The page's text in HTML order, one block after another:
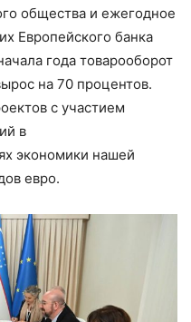
общества и ежегодное
Европейского банка
года товарооборот
на 70 процентов.
с участием
в
экономики нашей
евро.